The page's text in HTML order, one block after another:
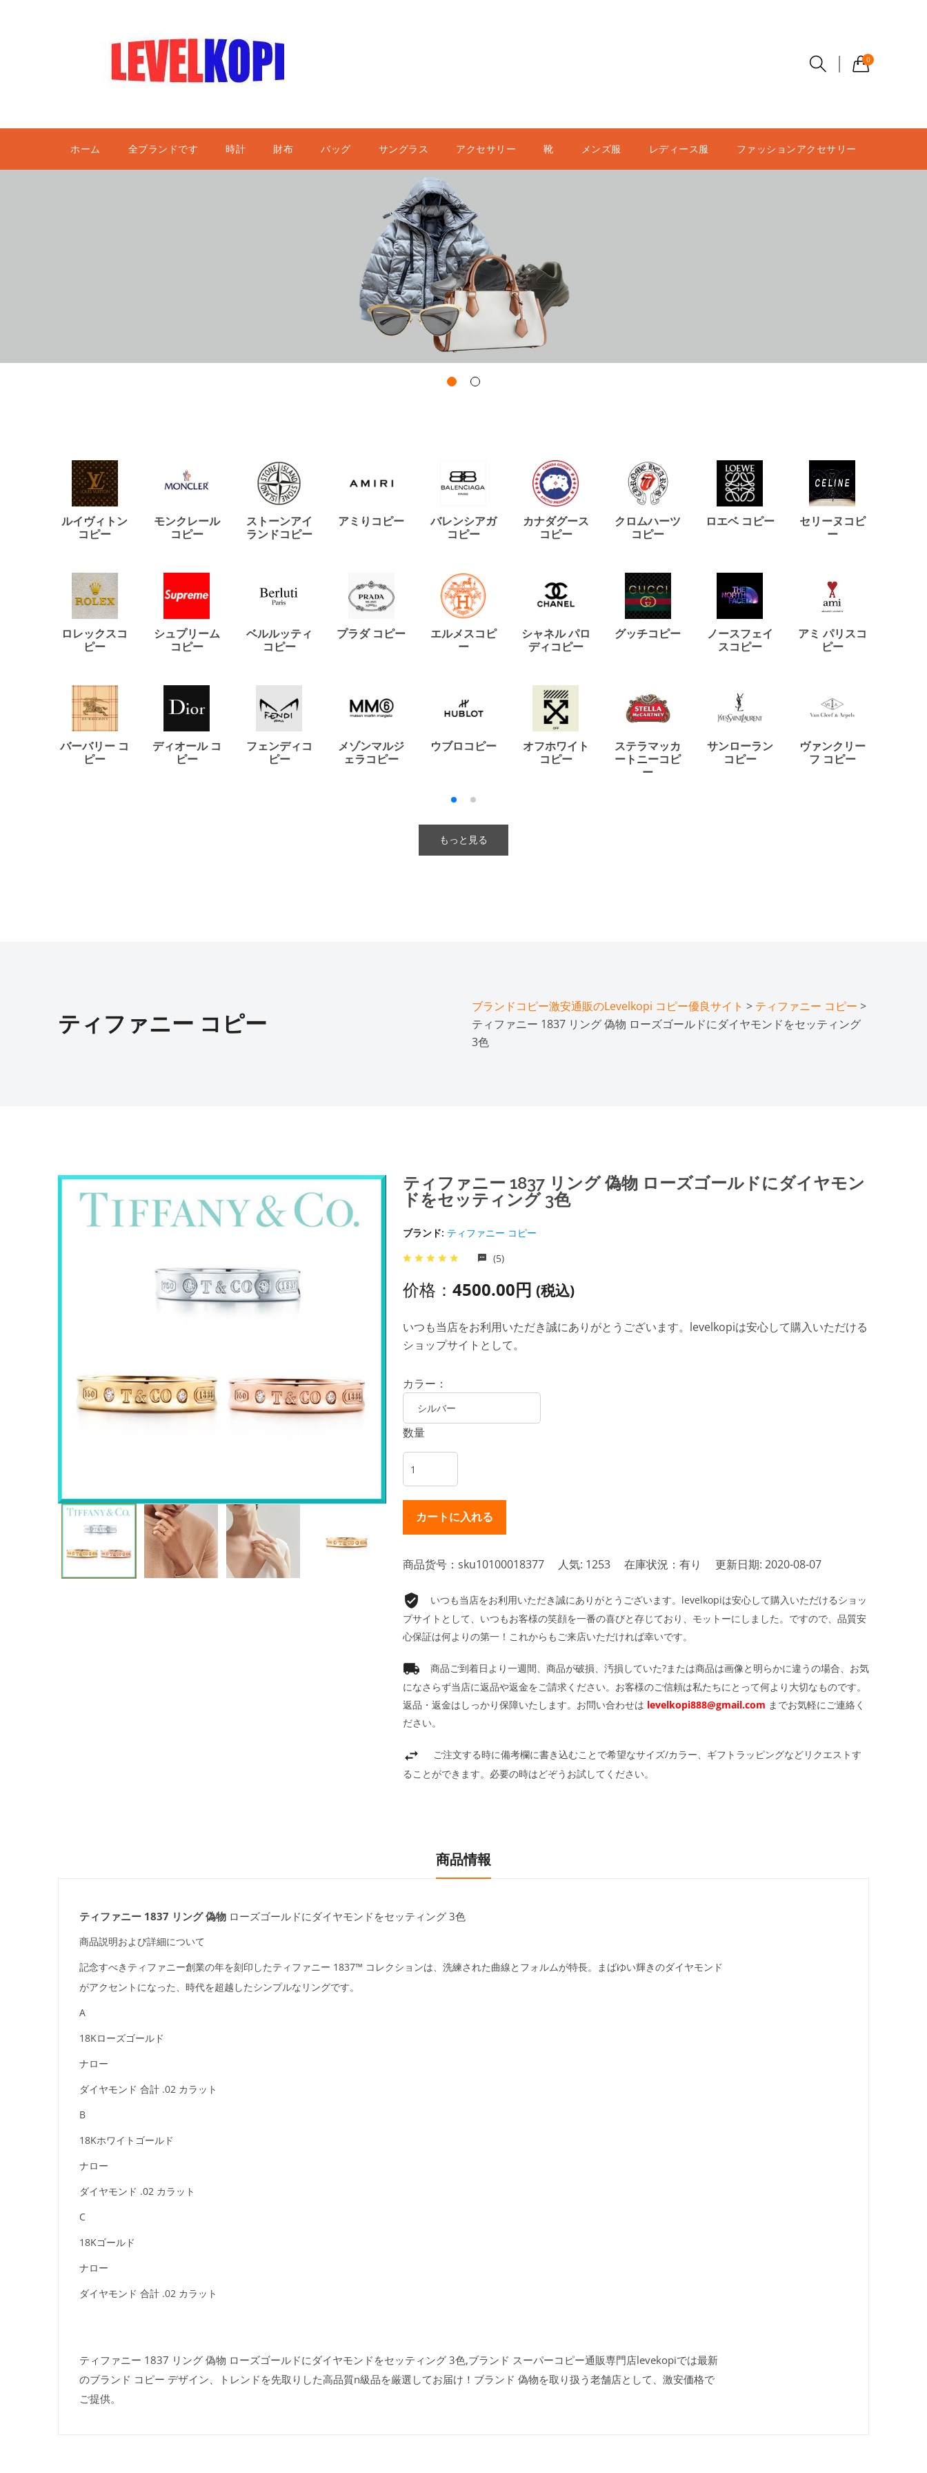
0
ホーム 全ブランドです 時計 財布 バッグ サングラス アクセサリー 靴 メンズ服 レディース服 ファッションアクセサリー
ルイヴィトン
コピー
モンクレール
コピー
ストーンアイ
ランドコピー
アミりコピー
バレンシアガ
コピー
カナダグース
コピー
クロムハーツ
コピー
ロエベ コピー
セリーヌコピ
ー
ロレックスコ
ピー
シュプリーム
コピー
ベルルッティ
コピー
プラダ コピー
エルメスコピ
ー
シャネル パロ
ディコピー
グッチコピー
ノースフェイ
スコピー
アミ パリスコ
ピー
バーバリー コ
ピー
ディオール コ
ピー
フェンディコ
ピー
メゾンマルジ
ェラコピー
ウブロコピー
オフホワイト
コピー
ステラマッカ
ートニーコピ
ー
サンローラン
コピー
ヴァンクリー
フ コピー
もっと見る
ティファニー コピー
ブランドコピー激安通販のLevelkopi コピー優良サイト > ティファニー コピー >
ティファニー 1837 リング 偽物 ローズゴールドにダイヤモンドをセッティング
3色
ティファニー 1837 リング 偽物 ローズゴールドにダイヤモン
ドをセッティング 3色
ブランド: ティファニー コピー
(5)
价格： 4500.00円 (税込)
いつも当店をお利用いただき誠にありがとうございます。levelkopiは安心して購入いただける
ショップサイトとして。
カラー：
数量
商品货号：sku10100018377 人気: 1253 在庫状況：有り 更新日期: 2020-08-07
いつも当店をお利用いただき誠にありがとうございます。levelkopiは安心して購入いただけるショッ
プサイトとして、いつもお客様の笑顔を一番の喜びと存じており、モットーにしました。ですので、品質安
心保証は何よりの第一！これからもご来店いただければ幸いです。
商品ご到着日より一週間、商品が破損、汚損していた?または商品は画像と明らかに違うの場合、お気
になさらず当店に返品や返金をご請求ください。お客様のご信頼は私たちにとって何より大切なものです。
返品・返金はしっかり保障いたします。お問い合わせは levelkopi888@gmail.com までお気軽にご連絡く
ださい。
ご注文する時に備考欄に書き込むことで希望なサイズ/カラー、ギフトラッピングなどリクエストす
ることができます。必要の時はどぞうお試してください。
商品情報
ティファニー 1837 リング 偽物 ローズゴールドにダイヤモンドをセッティング 3色
商品説明および詳細について
記念すべきティファニー創業の年を刻印したティファニー 1837™ コレクションは、洗練された曲線とフォルムが特長。まばゆい輝きのダイヤモンド
がアクセントになった、時代を超越したシンプルなリングです。
A
18Kローズゴールド
ナロー
ダイヤモンド 合計 .02 カラット
B
18Kホワイトゴールド
ナロー
ダイヤモンド .02 カラット
C
18Kゴールド
ナロー
ダイヤモンド 合計 .02 カラット
ティファニー 1837 リング 偽物 ローズゴールドにダイヤモンドをセッティング 3色,ブランド スーパーコピー通販専門店levekopiでは最新
のブランド コピー デザイン、トレンドを先取りした高品質n級品を厳選してお届け！ブランド 偽物を取り扱う老舗店として、激安価格で
ご提供。